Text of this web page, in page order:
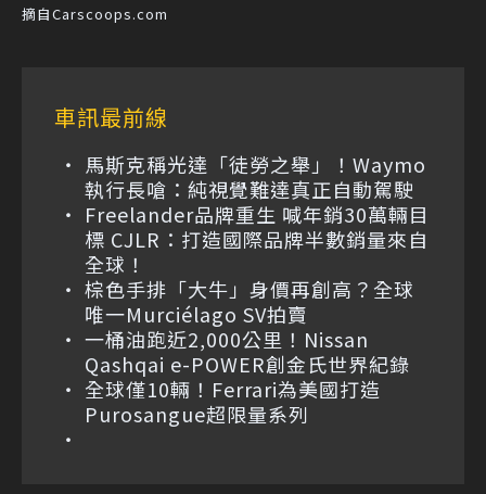
摘自Carscoops.com
車訊最前線
馬斯克稱光達「徒勞之舉」！Waymo
執行長嗆：純視覺難達真正自動駕駛
Freelander品牌重生 喊年銷30萬輛目
標 CJLR：打造國際品牌半數銷量來自
全球！
棕色手排「大牛」身價再創高？全球
唯一Murciélago SV拍賣
一桶油跑近2,000公里！Nissan
Qashqai e-POWER創金氏世界紀錄
全球僅10輛！Ferrari為美國打造
Purosangue超限量系列